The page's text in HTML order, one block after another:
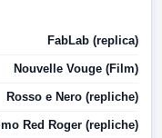
FabLab (replica)
Nouvelle Vouge (Film)
Rosso e Nero (repliche)
Red Roger (repliche)